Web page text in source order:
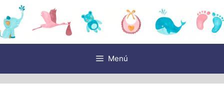
Saltar
al
contenido
Menú